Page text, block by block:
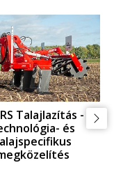
Talajlazítás -
és